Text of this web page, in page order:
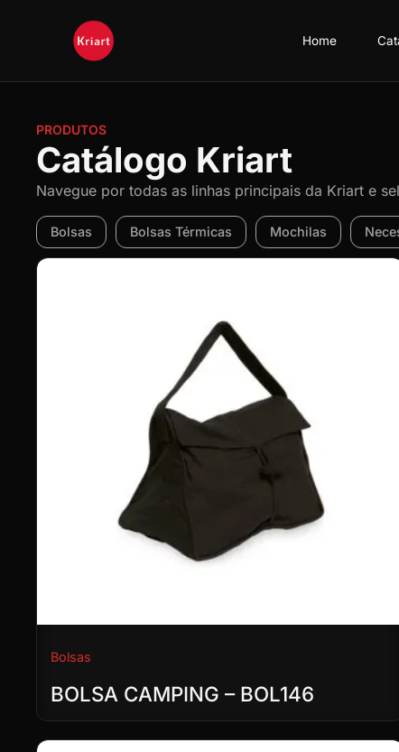
Home
PRODUTOS
Catálogo Kriart
Navegue por todas as linhas principais da Kriart e
Bolsas Bolsas Térmicas Mochilas
Bolsas
BOLSA CAMPING – BOL146